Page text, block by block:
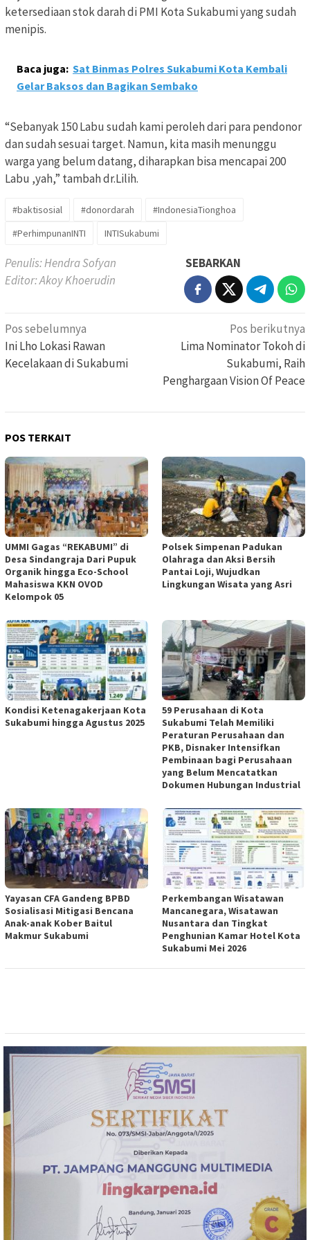
ketersediaan stok darah di PMI Kota Sukabumi yang sudah
menipis.
Baca juga: Sat Binmas Polres Sukabumi Kota Kembali
Gelar Baksos dan Bagikan Sembako
“Sebanyak 150 Labu sudah kami peroleh dari para pendonor
dan sudah sesuai target. Namun, kita masih menunggu
warga yang belum datang, diharapkan bisa mencapai 200
Labu ,yah,” tambah dr.Lilih.
#baktisosial #donordarah
#IndonesiaTionghoa
#PerhimpunanINTI
INTISukabumi
Penulis: Hendra Sofyan
Editor: Akoy Khoerudin
SEBARKAN
Navigasi
pos
Pos sebelumnya
Ini Lho Lokasi Rawan
Kecelakaan di Sukabumi
Pos berikutnya
Lima Nominator Tokoh di
Sukabumi, Raih
Penghargaan Vision Of Peace
POS TERKAIT
UMMI Gagas “REKABUMI” di
Desa Sindangraja Dari Pupuk
Organik hingga Eco-School
Mahasiswa KKN OVOD
Kelompok 05
Polsek Simpenan Padukan
Olahraga dan Aksi Bersih
Pantai Loji, Wujudkan
Lingkungan Wisata yang Asri
Kondisi Ketenagakerjaan Kota
Sukabumi hingga Agustus 2025
59 Perusahaan di Kota
Sukabumi Telah Memiliki
Peraturan Perusahaan dan
PKB, Disnaker Intensifkan
Pembinaan bagi Perusahaan
yang Belum Mencatatkan
Dokumen Hubungan Industrial
Yayasan CFA Gandeng BPBD
Sosialisasi Mitigasi Bencana
Anak-anak Kober Baitul
Makmur Sukabumi
Perkembangan Wisatawan
Mancanegara, Wisatawan
Nusantara dan Tingkat
Penghunian Kamar Hotel Kota
Sukabumi Mei 2026